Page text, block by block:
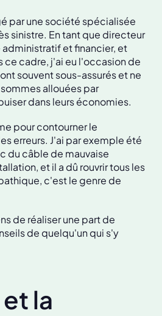
par une société spécialisée
sinistre. En tant que directeur
administratif et financier, et
ce cadre, j'ai eu l'occasion de
souvent sous-assurés et ne
allouées par
dans leurs économies.
pour contourner le
erreurs. J'ai par exemple été
du câble de mauvaise
et il a dû rouvrir tous les
c'est le genre de
de réaliser une part de
de quelqu'un qui s'y
la